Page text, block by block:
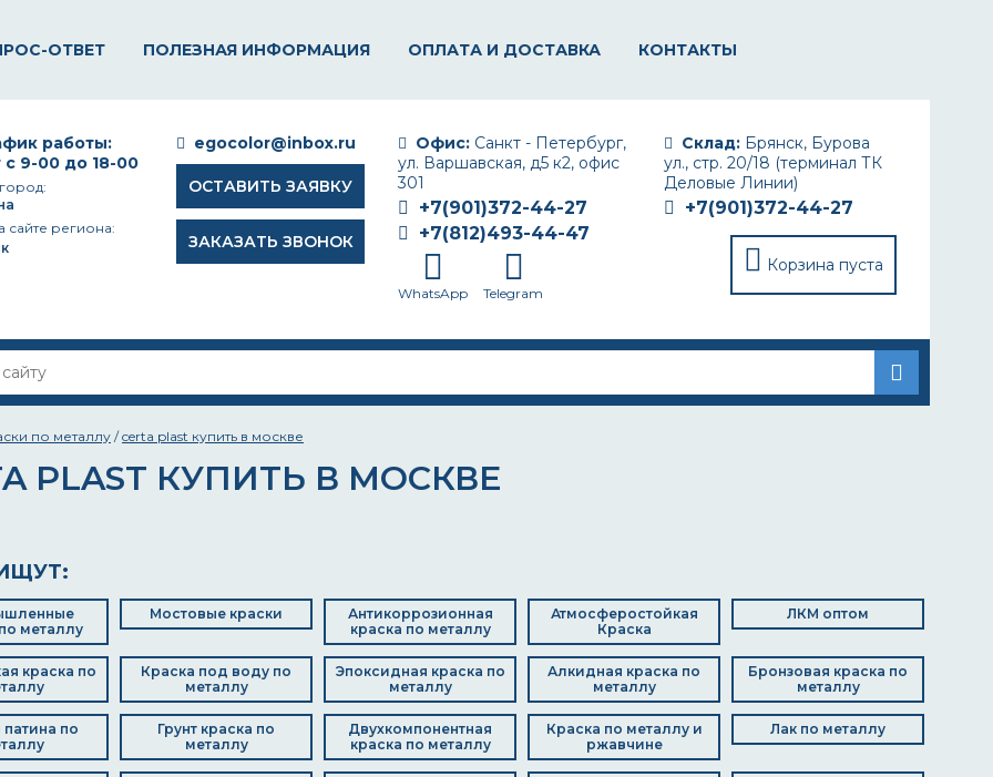
ОТВЕТ ПОЛЕЗНАЯ ИНФОРМАЦИЯ ОПЛАТА И ДОСТАВКА КОНТАКТЫ
Склад: Брянск, Бурова
ул., стр. 20/18 (терминал ТК
Деловые Линии)
+7(901)372-44-27
Корзина пуста
Офис: Санкт - Петербург,
ул. Варшавская, д5 к2, офис
301
+7(901)372-44-27
+7(812)493-44-47
WhatsApp Telegram
egocolor@inbox.ru
ОСТАВИТЬ ЗАЯВКУ
ЗАКАЗАТЬ ЗВОНОК
работы:
с 9-00 до 18-00
сайте региона:
по металлу /certa plast купить в москве
PLAST КУПИТЬ В МОСКВЕ
металлу
Мостовые краски
Антикоррозионная
краска по металлу
Атмосферостойкая
Краска
ЛКМ оптом
краска по
Краска под воду по
металлу
Эпоксидная краска по
металлу
Алкидная краска по
металлу
Бронзовая краска по
металлу
патина по
Грунт краска по
металлу
Двухкомпонентная
краска по металлу
Краска по металлу и
ржавчине
Лак по металлу